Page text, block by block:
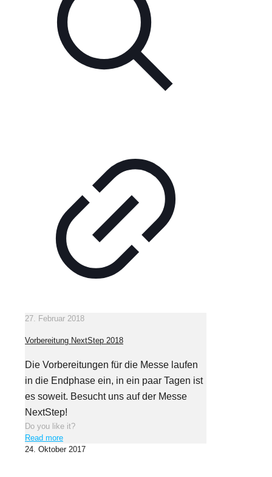
27. Februar 2018
Vorbereitung NextStep 2018
Die Vorbereitungen für die Messe laufen
in die Endphase ein, in ein paar Tagen ist
es soweit. Besucht uns auf der Messe
NextStep!
Do you like it?
Read more
24. Oktober 2017